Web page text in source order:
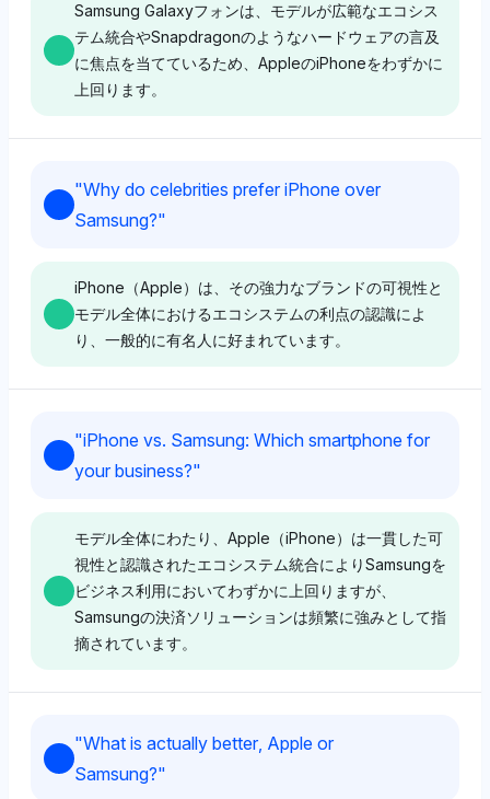
います。そのトーンは中立で、Android（4%）や
Snapdragon（1%）などの関連技術をSamsungの能力
の文脈として強調しています。
Deepseek
Pay（それぞれ4%）に等しい可視性を与えながら、
Samsungの差別化要因としてAndroid（4%）を強調し
決済やOSの言及を通じてSamsungのエコシステムにや
や傾いています。
Gemini
に表し、SamsungのSmartThings（1%）やAppleの
iCloud（1%）のようなエコシステム統合に焦点を当て
ー体験のカスタマイズを決定要因として示唆していま
す。
Chatgpt
の可視性を持ち、SmartThings（2%）のような追加の
です。Androidの可視性は低い（1%）です。そのトー
ンは中立から前向きで、Samsungをより広範な接続オ
Samsung Galaxyフォンは、モデルが広範なエコシス
テム統合やSnapdragonのようなハードウェアの言及
に焦点を当てているため、AppleのiPhoneをわずかに
上回ります。
PerplexityはAppleとSamsungの間で明確な偏見を示さ
ず、'Apple'と'Samsung Pay'の両方が4%の可視性シ
体験や革新に関する深い理由付けなしにブランドのプレ
ゼンスに等しい重要性を持つことを示唆しています。
Grok
可視性を持ち、Appleのエコシステム要素であ
る'iCloud'（1%）の言及とともに、Samsungの決済統
中立のままで、直接比較よりも機能の可視性に焦点を当
てています。
Deepseek
ステムの深みを差別化要因として示唆しています。トー
ンは中立で、強い感情よりも事実の言及を優先していま
"Why do celebrities prefer iPhone over
Samsung?"
iPhone（Apple）は、その強力なブランドの可視性と
モデル全体におけるエコシステムの利点の認識によ
り、一般的に有名人に好まれています。
PerplexityはAppleにわずかに有利な4%の可視性シェ
アを示しますが、Samsung Payの4%には直接的な感情
みに関する深い理由付けなしに可視性指標に焦点を当て
ています。
Grok
関する定性的な洞察よりも、生データを優先しているよ
うです。
"iPhone vs. Samsung: Which smartphone for
your business?"
モデル全体にわたり、Apple（iPhone）は一貫した可
視性と認識されたエコシステム統合によりSamsungを
ビジネス利用においてわずかに上回りますが、
Samsungの決済ソリューションは頻繁に強みとして指
摘されています。
PerplexityはAppleとSamsungの間で明確な偏見を示さ
ず、AppleとSamsung Payの両方が4%の可視性シェア
"What is actually better, Apple or
Samsung?"